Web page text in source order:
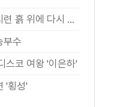
고향이 품어준 시련 흙 위에 다시 서다
부수
스코 여왕 '이은하'
'횡성'